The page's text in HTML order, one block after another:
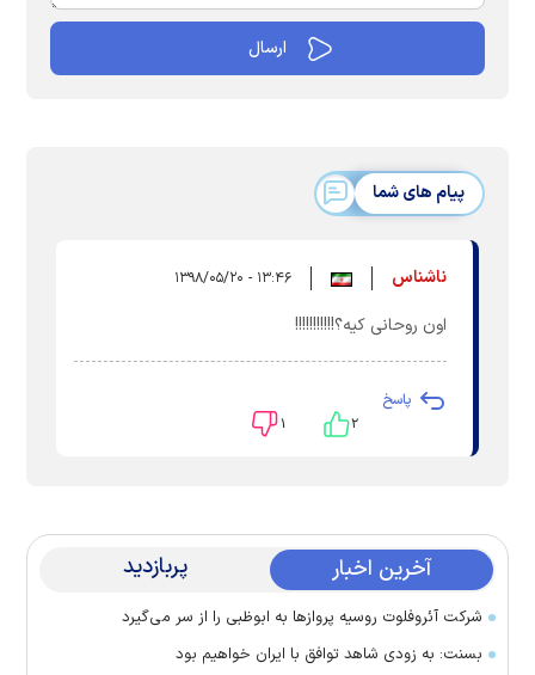
پیام های شما
ناشناس ۱۳:۴۶ - ۱۳۹۸/۰۵/۲۰
اون روحانی کیه؟!!!!!!!!!!!
پاسخ
۲ ۱
آخرین اخبار پربازدید
شرکت آئروفلوت روسیه پرواز‌ها به ابوظبی را از سر می‌گیرد
بسنت: به زودی شاهد توافق با ایران خواهیم بود